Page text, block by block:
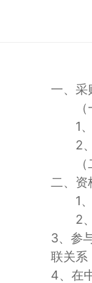
一、采
（一
1、
2、
（二
二、资
1、
2、
3、参
联关系
4、在